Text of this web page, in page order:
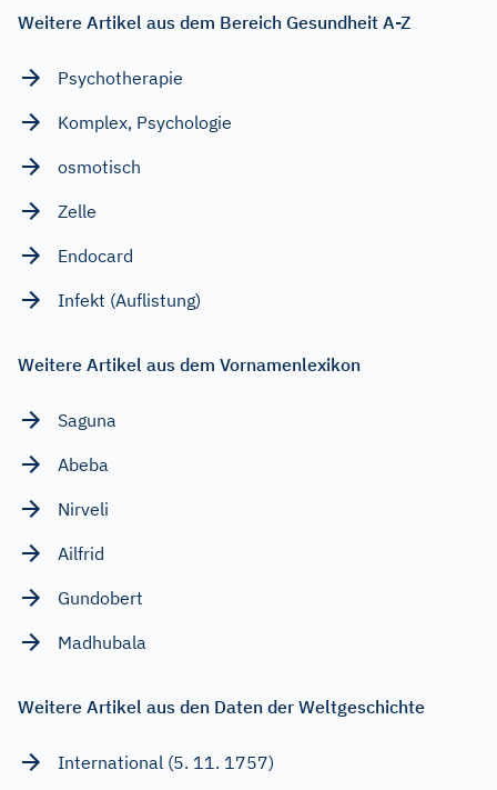
Weitere Artikel aus dem Bereich Gesundheit A-Z
Psychotherapie
Komplex, Psychologie
osmotisch
Zelle
Endocard
Infekt (Auflistung)
Weitere Artikel aus dem Vornamenlexikon
Saguna
Abeba
Nirveli
Ailfrid
Gundobert
Madhubala
Weitere Artikel aus den Daten der Weltgeschichte
International (5. 11. 1757)